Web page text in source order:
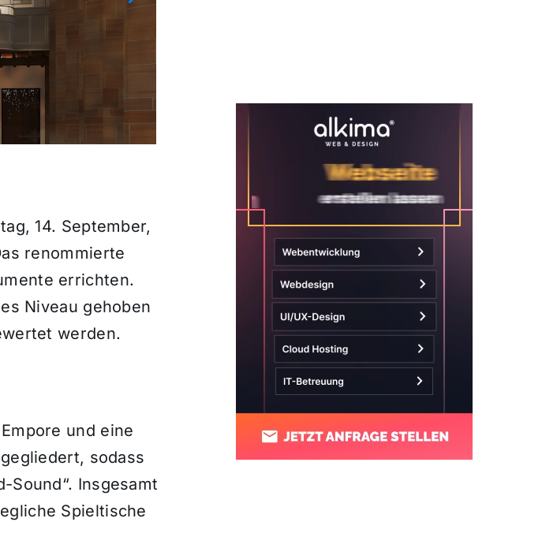
14. September,
renommierte
errichten.
Niveau gehoben
werden.
und eine
sodass
Sound“. Insgesamt
Spieltische